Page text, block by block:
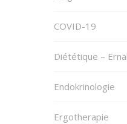
COVID-19
Diététique –
Endokrinologie
Ergotherapie